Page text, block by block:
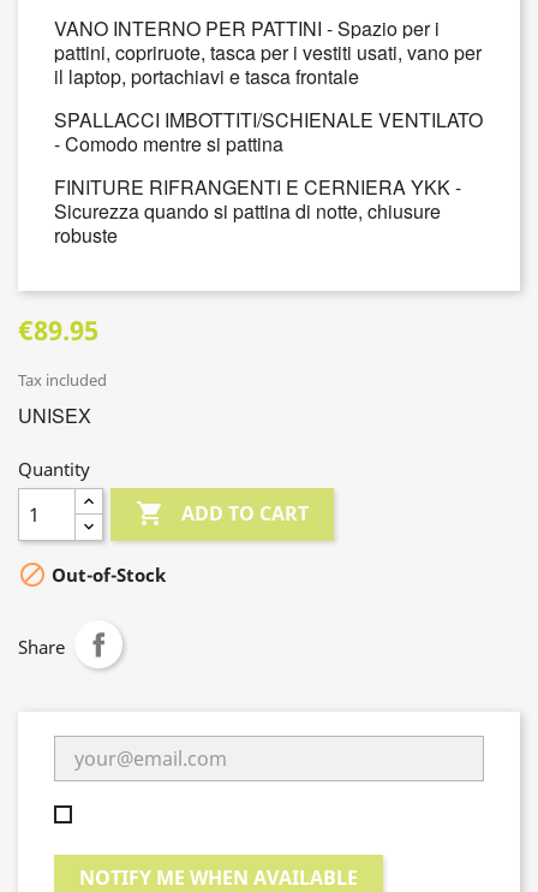
VANO INTERNO PER PATTINI - Spazio per i
pattini, copriruote, tasca per i vestiti usati, vano per
il laptop, portachiavi e tasca frontale
SPALLACCI IMBOTTITI/SCHIENALE VENTILATO
- Comodo mentre si pattina
FINITURE RIFRANGENTI E CERNIERA YKK -
Sicurezza quando si pattina di notte, chiusure
robuste
€89.95
Tax included
UNISEX
Quantity
 ADD TO CART
 Out-of-Stock
Share
NOTIFY ME WHEN AVAILABLE